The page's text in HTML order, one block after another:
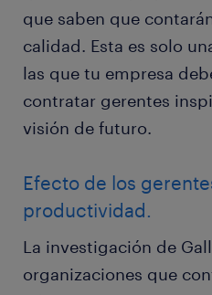
que saben que
calidad. Esta es solo
las que tu empresa
contratar gerentes
visión de futuro.
Efecto de los
productividad.
La investigación de
organizaciones que